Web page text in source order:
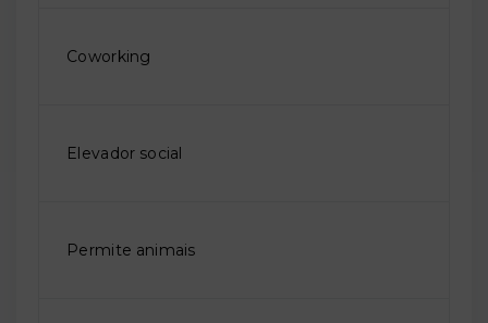
Coworking
Elevador social
Permite animais